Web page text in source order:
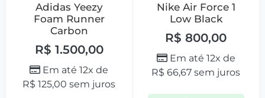
Adidas Yeezy
Foam Runner
Carbon
R$ 1.500,00
Em até 12x de
R$ 125,00 sem juros
Nike Air Force 1
Low Black
R$ 800,00
Em até 12x de
R$ 66,67 sem juros